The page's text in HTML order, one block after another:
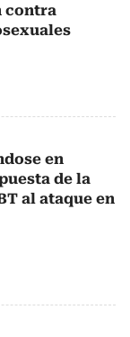
contra
en
de la
al ataque en